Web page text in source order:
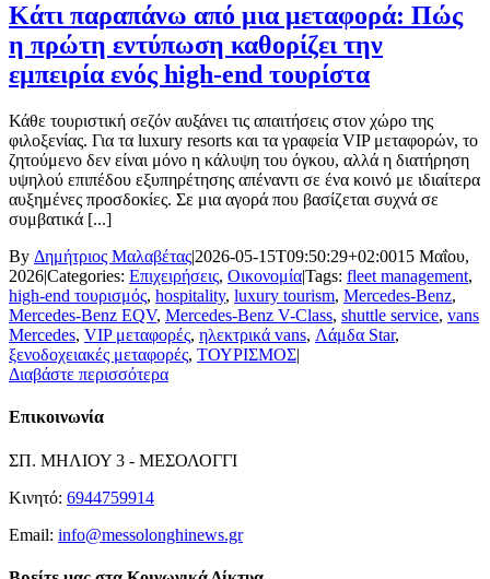
Κάτι παραπάνω από μια μεταφορά: Πώς
η πρώτη εντύπωση καθορίζει την
εμπειρία ενός high-end τουρίστα
Κάθε τουριστική σεζόν αυξάνει τις απαιτήσεις στον χώρο της
φιλοξενίας. Για τα luxury resorts και τα γραφεία VIP μεταφορών, το
ζητούμενο δεν είναι μόνο η κάλυψη του όγκου, αλλά η διατήρηση
υψηλού επιπέδου εξυπηρέτησης απέναντι σε ένα κοινό με ιδιαίτερα
αυξημένες προσδοκίες. Σε μια αγορά που βασίζεται συχνά σε
συμβατικά [...]
By Δημήτριος Μαλαβέτας|2026-05-15T09:50:29+02:0015 Μαΐου,
2026|Categories: Επιχειρήσεις, Οικονομία|Tags: fleet management,
high-end τουρισμός, hospitality, luxury tourism, Mercedes-Benz,
Mercedes-Benz EQV, Mercedes-Benz V-Class, shuttle service, vans
Mercedes, VIP μεταφορές, ηλεκτρικά vans, Λάμδα Star,
ξενοδοχειακές μεταφορές, ΤΟΥΡΙΣΜΟΣ|
Διαβάστε περισσότερα
Επικοινωνία
ΣΠ. ΜΗΛΙΟΥ 3 - ΜΕΣΟΛΟΓΓΙ
Κινητό: 6944759914
Email: info@messolonghinews.gr